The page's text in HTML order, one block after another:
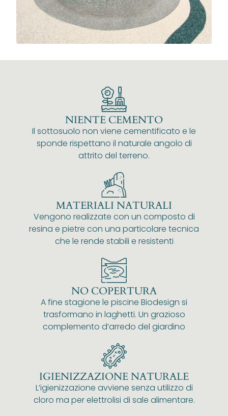
NIENTE CEMENTO
Il sottosuolo non viene cementificato e le
sponde rispettano il naturale angolo di
attrito del terreno.
MATERIALI NATURALI
Vengono realizzate con un composto di
resina e pietre con una particolare tecnica
che le rende stabili e resistenti
NO COPERTURA
A fine stagione le piscine Biodesign si
trasformano in laghetti. Un grazioso
complemento d’arredo del giardino
IGIENIZZAZIONE NATURALE
L’igienizzazione avviene senza utilizzo di
cloro ma per elettrolisi di sale alimentare.